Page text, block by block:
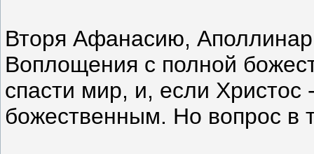
Вторя Афанасию,
Воплощения с полной
спасти мир, и, если
божественным. Но вопрос в